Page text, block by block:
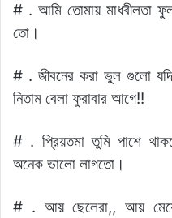
# . আমি তোমায় মাধবীলতা
তো।
# . জীবনের করা ভুল গুলো
নিতাম বেলা ফুরাবার আগে!!
# . প্রিয়তমা তুমি পাশে
অনেক ভালো লাগতো।
# . আয় ছেলেরা,, আয়